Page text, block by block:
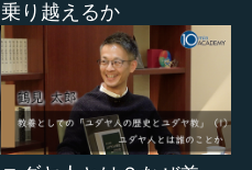
乗り越えるか